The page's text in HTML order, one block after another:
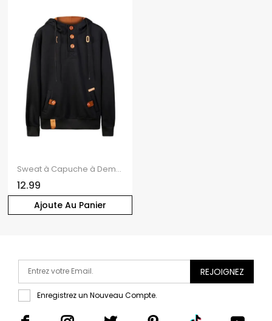
Ajoute Au Panier
Sweat à Capuche à Demi Boutonné
12.99
REJOIGNEZ
Enregistrez un Nouveau Compte.